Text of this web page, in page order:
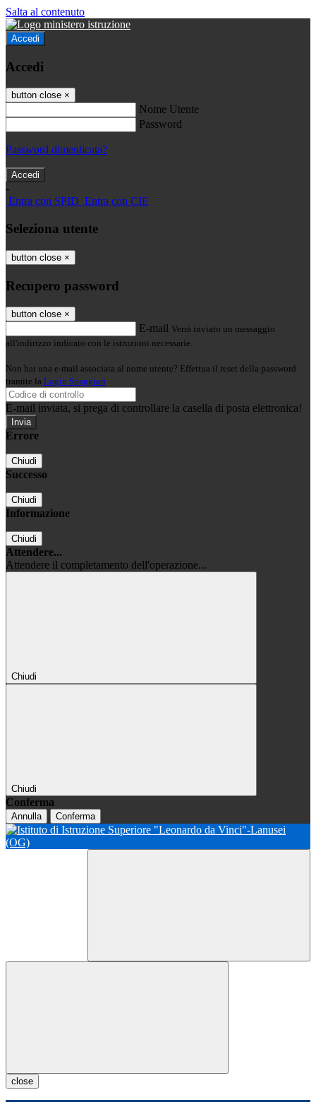
Salta al contenuto
Accedi
Accedi
button close ×
Nome Utente
Password
Password dimenticata?
-
Entra con SPID Entra con CIE
Seleziona utente
button close ×
Recupero password
button close ×
E-mail Verrà inviato un messaggio
all'indirizzo indicato con le istruzioni necessarie.
Non hai una e-mail associata al nome utente? Effettua il reset della password
tramite la Login Spaggiari
E-mail inviata, si prega di controllare la casella di posta elettronica!
Errore
Chiudi
Successo
Chiudi
Informazione
Chiudi
Attendere...
Attendere il completamento dell'operazione...
Chiudi
Chiudi
Conferma
Annulla Conferma
close